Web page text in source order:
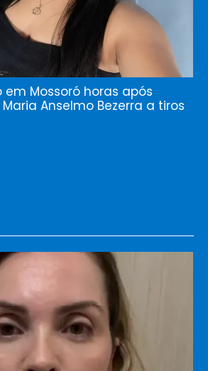
em Mossoró horas após
Anselmo Bezerra a tiros